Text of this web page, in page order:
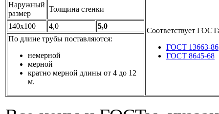
Наружный
размер
Толщина стенки
Соответствует
ГОСТ 13663-86
ГОСТ 8645-68
140x100 4,0
5,0
По длине трубы поставляются:
немерной
мерной
кратно мерной длины от 4 до 12
м.